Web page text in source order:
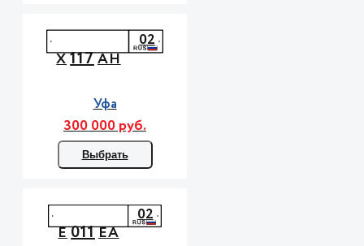
Х117АН
02
Уфа
300 000 руб.
Выбрать
Е011ЕА
02